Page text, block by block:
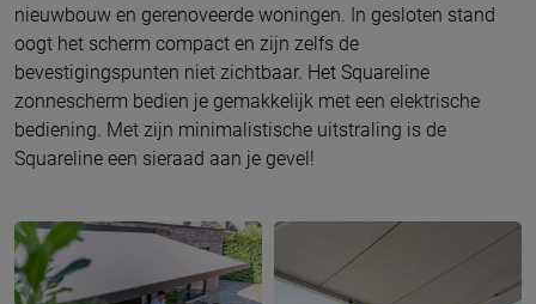
nieuwbouw en gerenoveerde woningen. In gesloten stand
oogt het scherm compact en zijn zelfs de
bevestigingspunten niet zichtbaar. Het Squareline
zonnescherm bedien je gemakkelijk met een elektrische
bediening. Met zijn minimalistische uitstraling is de
Squareline een sieraad aan je gevel!